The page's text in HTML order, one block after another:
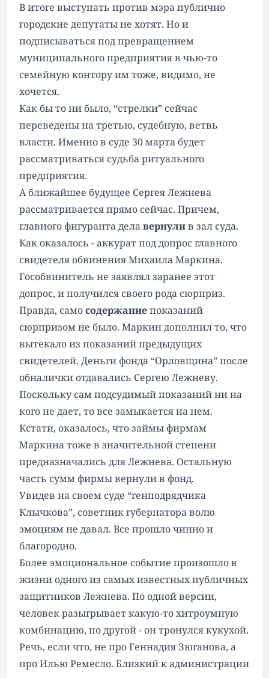
В итоге выступать против мэра публично
городские депутаты не хотят. Но и
подписываться под превращением
муниципального предприятия в чью-то
семейную контору им тоже, видимо, не
хочется.
Как бы то ни было, “стрелки” сейчас
переведены на третью, судебную, ветвь
власти. Именно в суде 30 марта будет
рассматриваться судьба ритуального
предприятия.
А ближайшее будущее Сергея Лежнева
рассматривается прямо сейчас. Причем,
главного фигуранта делавернулив зал суда.
Как оказалось - аккурат под допрос главного
свидетеля обвинения Михаила Маркина.
Гособвинитель не заявлял заранее этот
допрос, и получился своего рода сюрприз.
Правда, самосодержаниепоказаний
сюрпризом не было. Маркин дополнил то, что
вытекало из показаний предыдущих
свидетелей. Деньги фонда “Орловщина” после
обналички отдавались Сергею Лежневу.
Поскольку сам подсудимый показаний ни на
кого не дает, то все замыкается на нем.
Кстати, оказалось, что займы фирмам
Маркина тоже в значительной степени
предназначались для Лежнева. Остальную
часть сумм фирмы вернули в фонд.
Увидев на своем суде “генподрядчика
Клычкова”, советник губернатора волю
эмоциям не давал. Все прошло чинно и
благородно.
Более эмоциональное событие произошло в
жизни одного из самых известных публичных
защитников Лежнева. По одной версии,
человек разыгрывает какую-то хитроумную
комбинацию, по другой - он тронулся кукухой.
Речь, если что, не про Геннадия Зюганова, а
про Илью Ремесло. Близкий к администрации